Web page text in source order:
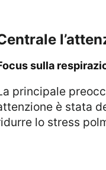
centrale
Focus sulla
La principale
è stata
lo stress